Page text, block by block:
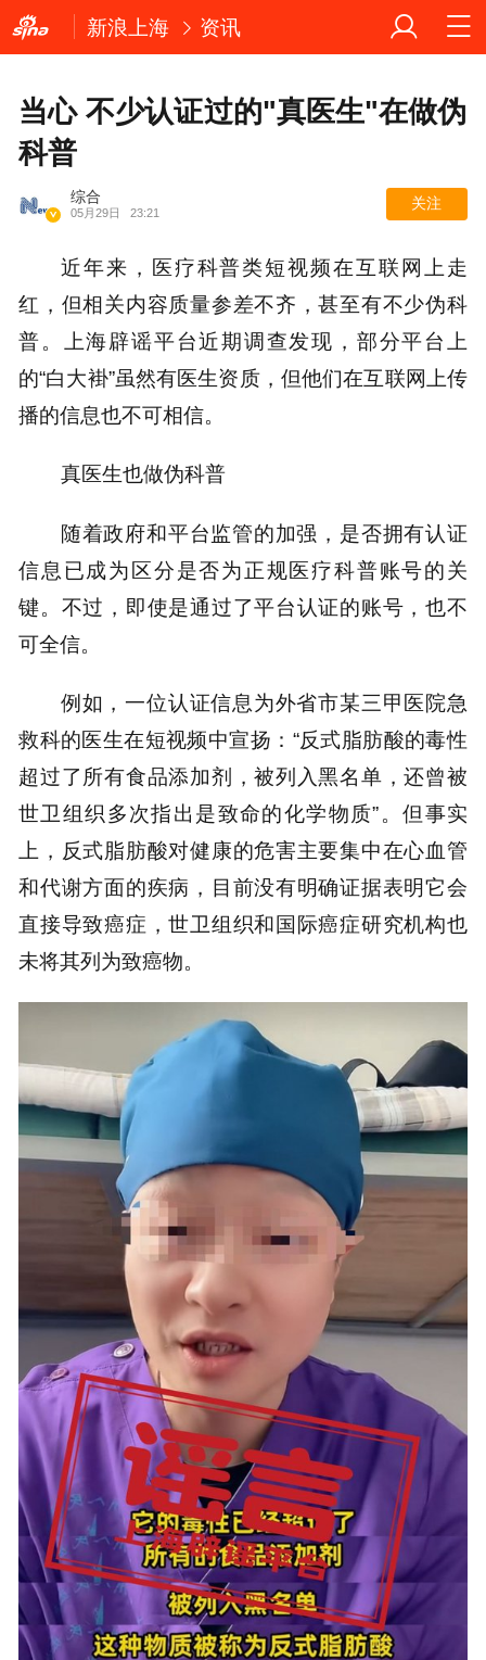
新浪上海 资讯
当心 不少认证过的"真医生"在做伪
科普
综合
05月29日 23:21
关注
近年来，医疗科普类短视频在互联网上走
红，但相关内容质量参差不齐，甚至有不少伪科
普。上海辟谣平台近期调查发现，部分平台上
的“白大褂”虽然有医生资质，但他们在互联网上传
播的信息也不可相信。
真医生也做伪科普
随着政府和平台监管的加强，是否拥有认证
信息已成为区分是否为正规医疗科普账号的关
键。不过，即使是通过了平台认证的账号，也不
可全信。
例如，一位认证信息为外省市某三甲医院急
救科的医生在短视频中宣扬：“反式脂肪酸的毒性
超过了所有食品添加剂，被列入黑名单，还曾被
世卫组织多次指出是致命的化学物质”。但事实
上，反式脂肪酸对健康的危害主要集中在心血管
和代谢方面的疾病，目前没有明确证据表明它会
直接导致癌症，世卫组织和国际癌症研究机构也
未将其列为致癌物。